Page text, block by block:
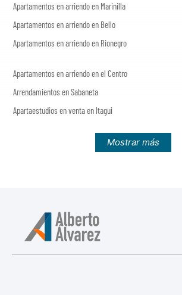
Apartamentos en arriendo en Marinilla
Apartamentos en arriendo en Bello
Apartamentos en arriendo en Rionegro
Apartamentos en arriendo en el Centro
Arrendamientos en Sabaneta
Apartaestudios en venta en Itagui
Mostrar más